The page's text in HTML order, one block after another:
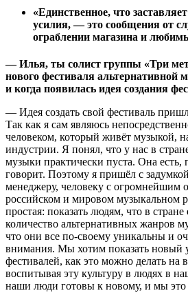
«Единственное, что
усилия, — это сообщения от
ограблении магазина и
— Илья, ты солист группы «Три
нового фестиваля альтернативной
и когда появилась идея создания
— Идея создать свой фестиваль
Так как я сам являюсь
человеком, который живёт музыкой,
индустрии. Я понял, что у нас в
музыки практически пуста. Она есть,
говорит. Поэтому я пришёл с
менеджеру, человеку с огромнейшим
российском и мировом музыкальном
простая: показать людям, что в стране
количество альтернативных жанров
что они все по-своему уникальны и
внимания. Мы хотим показать новый
фестивалей, как это можно делать на
воспитывая эту культуру в людях в
наши люди готовы к новому, и мы это